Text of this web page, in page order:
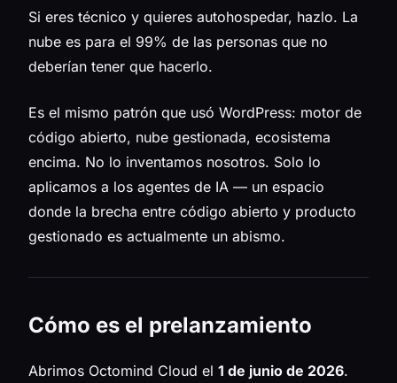
Si eres técnico y quieres autohospedar, hazlo. La
nube es para el 99% de las personas que no
deberían tener que hacerlo.
Es el mismo patrón que usó WordPress: motor de
código abierto, nube gestionada, ecosistema
encima. No lo inventamos nosotros. Solo lo
aplicamos a los agentes de IA — un espacio
donde la brecha entre código abierto y producto
gestionado es actualmente un abismo.
Cómo es el prelanzamiento
Abrimos Octomind Cloud el 1 de junio de 2026.